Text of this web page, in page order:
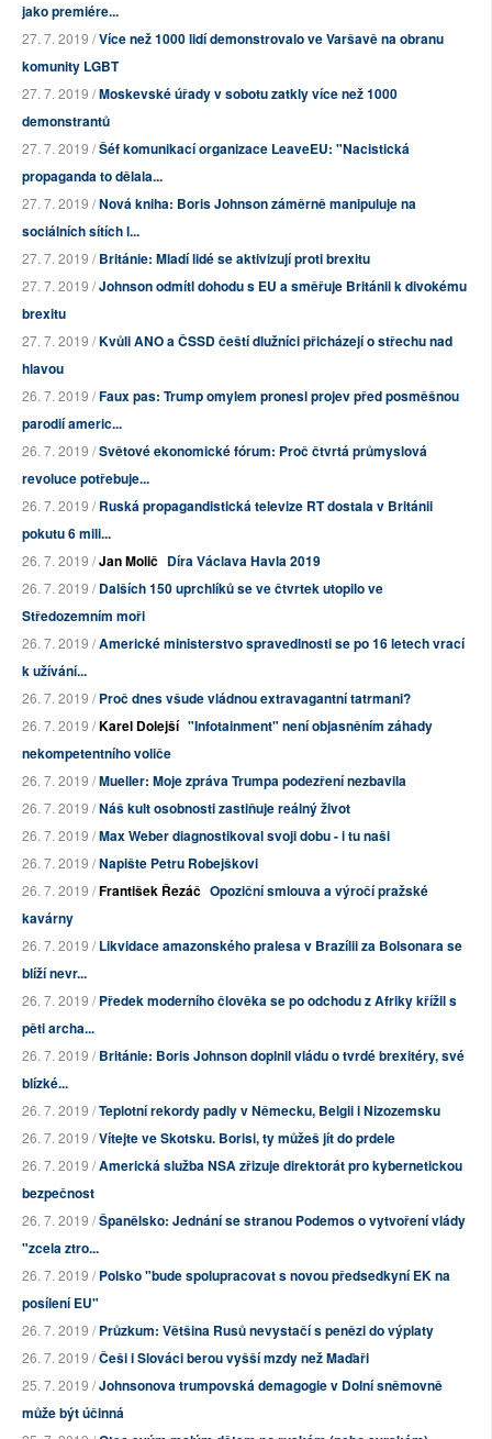
jako premiére...
27. 7. 2019 /Více než 1000 lidí demonstrovalo ve Varšavě na obranu
komunity LGBT
27. 7. 2019 /Moskevské úřady v sobotu zatkly více než 1000
demonstrantů
27. 7. 2019 /Šéf komunikací organizace LeaveEU: "Nacistická
propaganda to dělala...
27. 7. 2019 /Nová kniha: Boris Johnson záměrně manipuluje na
sociálních sítích l...
27. 7. 2019 /Británie: Mladí lidé se aktivizují proti brexitu
27. 7. 2019 /Johnson odmítl dohodu s EU a směřuje Británii k divokému
brexitu
27. 7. 2019 /Kvůli ANO a ČSSD čeští dlužníci přicházejí o střechu nad
hlavou
26. 7. 2019 /Faux pas: Trump omylem pronesl projev před posměšnou
parodií americ...
26. 7. 2019 /Světové ekonomické fórum: Proč čtvrtá průmyslová
revoluce potřebuje...
26. 7. 2019 /Ruská propagandistická televize RT dostala v Británii
pokutu 6 mili...
26. 7. 2019 /Jan Molič Díra Václava Havla 2019
26. 7. 2019 /Dalších 150 uprchlíků se ve čtvrtek utopilo ve
Středozemním moři
26. 7. 2019 /Americké ministerstvo spravedlnosti se po 16 letech vrací
k užívání...
26. 7. 2019 /Proč dnes všude vládnou extravagantní tatrmani?
26. 7. 2019 /Karel Dolejší "Infotainment" není objasněním záhady
nekompetentního voliče
26. 7. 2019 /Mueller: Moje zpráva Trumpa podezření nezbavila
26. 7. 2019 /Náš kult osobnosti zastiňuje reálný život
26. 7. 2019 /Max Weber diagnostikoval svoji dobu - i tu naši
26. 7. 2019 /Napište Petru Robejškovi
26. 7. 2019 /František Řezáč Opoziční smlouva a výročí pražské
kavárny
26. 7. 2019 /Likvidace amazonského pralesa v Brazílii za Bolsonara se
blíží nevr...
26. 7. 2019 /Předek moderního člověka se po odchodu z Afriky křížil s
pěti archa...
26. 7. 2019 /Británie: Boris Johnson doplnil vládu o tvrdé brexitéry, své
blízké...
26. 7. 2019 /Teplotní rekordy padly v Německu, Belgii i Nizozemsku
26. 7. 2019 /Vítejte ve Skotsku. Borisi, ty můžeš jít do prdele
26. 7. 2019 /Americká služba NSA zřizuje direktorát pro kybernetickou
bezpečnost
26. 7. 2019 /Španělsko: Jednání se stranou Podemos o vytvoření vlády
"zcela ztro...
26. 7. 2019 /Polsko "bude spolupracovat s novou předsedkyní EK na
posílení EU"
26. 7. 2019 /Průzkum: Většina Rusů nevystačí s penězi do výplaty
26. 7. 2019 /Češi i Slováci berou vyšší mzdy než Maďaři
25. 7. 2019 /Johnsonova trumpovská demagogie v Dolní sněmovně
může být účinná